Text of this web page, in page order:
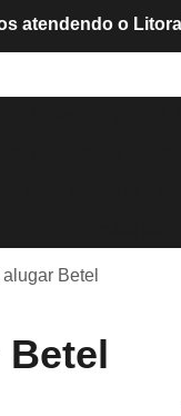
atendendo o
Betel
Betel